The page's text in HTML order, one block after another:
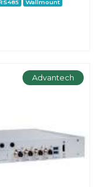
Wallmount
Advantech